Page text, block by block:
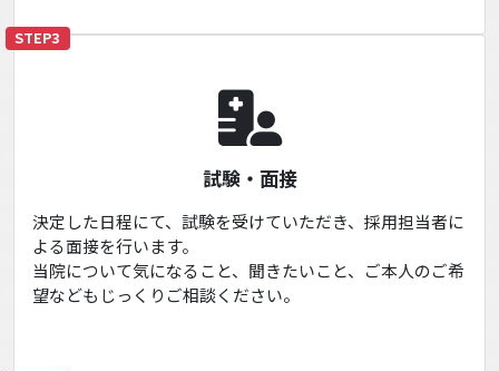
STEP3
試験・面接
決定した日程にて、試験を受けていただき、採用担当者に
よる面接を行います。
当院について気になること、聞きたいこと、ご本人のご希
望などもじっくりご相談ください。